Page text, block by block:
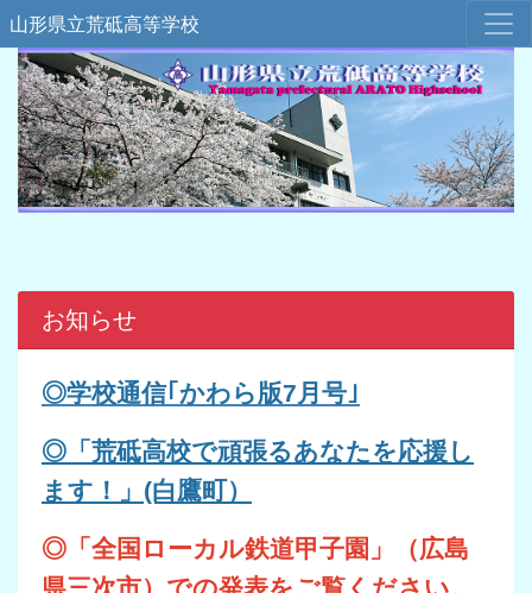
山形県立荒砥高等学校
お知らせ
◎学校通信｢ かわら版7 月号｣
◎「荒砥高校で頑張るあなたを応援し
ます！」(白鷹町）
◎「全国ローカル鉄道甲子園」（広島